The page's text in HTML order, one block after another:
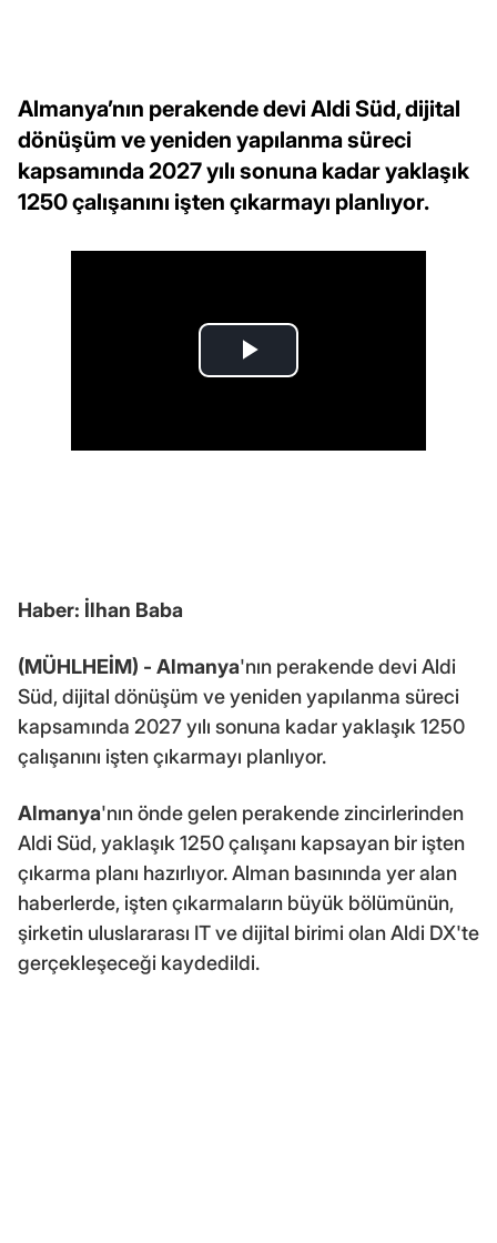
Almanya’nın perakende devi Aldi Süd, dijital
dönüşüm ve yeniden yapılanma süreci
kapsamında 2027 yılı sonuna kadar yaklaşık
1250 çalışanını işten çıkarmayı planlıyor.
Haber: İlhan Baba
(MÜHLHEİM) - Almanya'nın perakende devi Aldi
Süd, dijital dönüşüm ve yeniden yapılanma süreci
kapsamında 2027 yılı sonuna kadar yaklaşık 1250
çalışanını işten çıkarmayı planlıyor.
Almanya'nın önde gelen perakende zincirlerinden
Aldi Süd, yaklaşık 1250 çalışanı kapsayan bir işten
çıkarma planı hazırlıyor. Alman basınında yer alan
haberlerde, işten çıkarmaların büyük bölümünün,
şirketin uluslararası IT ve dijital birimi olan Aldi DX'te
gerçekleşeceği kaydedildi.